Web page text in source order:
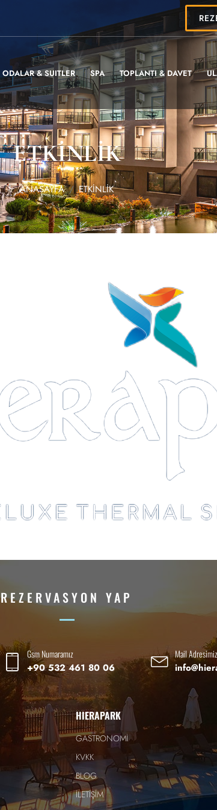
ODALAR & SUITLER SPA TOPLANTI & DAVET
ETKİNLİK
ANASAYFA ETKİNLİK
REZERVASYON YAP
Gsm Numaramız
+90 532 461 80 06
Mail Adresimiz
HIERAPARK
GASTRONOMİ
KVKK
BLOG
İLETİŞİM